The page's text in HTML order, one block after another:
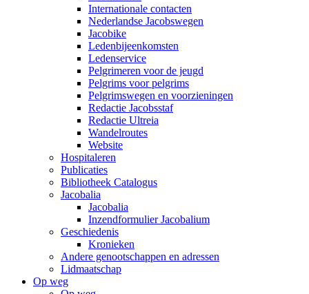
Internationale contacten
Nederlandse Jacobswegen
Jacobike
Ledenbijeenkomsten
Ledenservice
Pelgrimeren voor de jeugd
Pelgrims voor pelgrims
Pelgrimswegen en voorzieningen
Redactie Jacobsstaf
Redactie Ultreia
Wandelroutes
Website
Hospitaleren
Publicaties
Bibliotheek Catalogus
Jacobalia
Jacobalia
Inzendformulier Jacobalium
Geschiedenis
Kronieken
Andere genootschappen en adressen
Lidmaatschap
Op weg